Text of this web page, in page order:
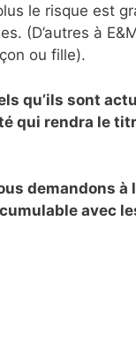
le risque est
(D’autres à
ou fille).
qu’ils sont
qui rendra le
demandons à
avec